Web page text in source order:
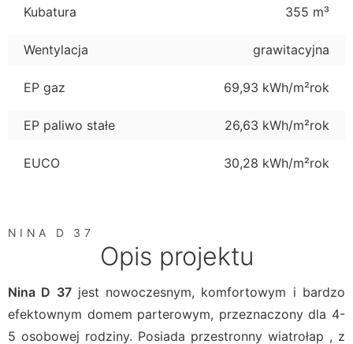
Kubatura 355 m³
Wentylacja grawitacyjna
EP gaz 69,93 kWh/m²rok
EP paliwo stałe 26,63 kWh/m²rok
EUCO 30,28 kWh/m²rok
NINA D 37
Opis projektu
Nina D 37jest nowoczesnym, komfortowym i bardzo
efektownym domem parterowym, przeznaczony dla 4-
5 osobowej rodziny. Posiada przestronny wiatrołap , z